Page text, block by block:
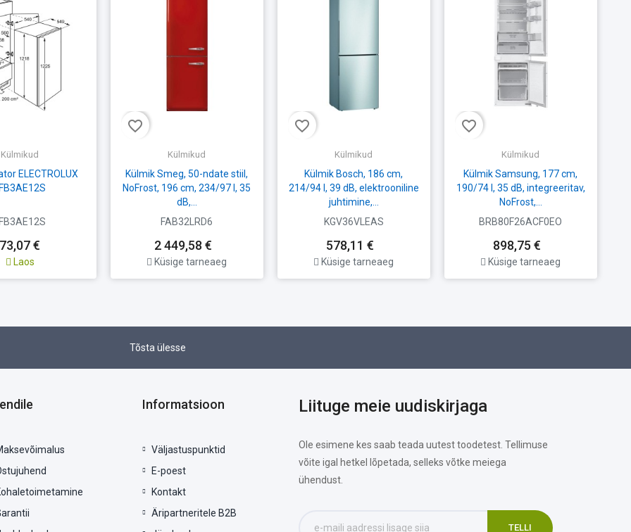
Külmikud
ELECTROLUX
LFB3AE12S
€
Laos
favorite_border
Külmikud
Külmik Smeg, 50-ndate stiil,
NoFrost, 196 cm, 234/97 l, 35
dB,...
FAB32LRD6
2 449,58 €
Küsige tarneaeg
favorite_border
Külmikud
Külmik Bosch, 186 cm,
214/94 l, 39 dB, elektrooniline
juhtimine,...
KGV36VLEAS
578,11 €
Küsige tarneaeg
favorite_border
Külmikud
Külmik Samsung, 177 cm,
190/74 l, 35 dB, integreeritav,
NoFrost,...
BRB80F26ACF0EO
898,75 €
Küsige tarneaeg
Tõsta ülesse
Informatsioon
Väljastuspunktid
E-poest
Kontakt
Äripartneritele B2B
Liituge meie uudiskirjaga
Ole esimene kes saab teada uutest toodetest. Tellimuse
võite igal hetkel lõpetada, selleks võtke meiega
ühendust.